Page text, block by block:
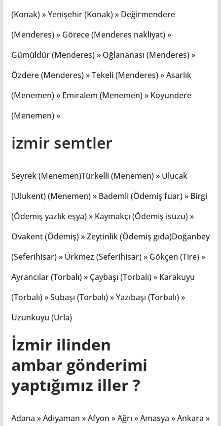
(Konak) » Yenişehir (Konak) » Değirmendere
(Menderes) » Görece (Menderes nakliyat) »
Gümüldür (Menderes) » Oğlananası (Menderes) »
Özdere (Menderes) » Tekeli (Menderes) » Asarlık
(Menemen) » Emiralem (Menemen) » Koyundere
(Menemen) »
izmir semtler
Seyrek (Menemen)Türkelli (Menemen) » Ulucak
(Ulukent) (Menemen) » Bademli (Ödemiş fuar) » Birgi
(Ödemiş yazlık eşya) » Kaymakçı (Ödemiş isuzu) »
Ovakent (Ödemiş) » Zeytinlik (Ödemiş gıda)Doğanbey
(Seferihisar) » Ürkmez (Seferihisar) » Gökçen (Tire) »
Ayrancılar (Torbalı) » Çaybaşı (Torbalı) » Karakuyu
(Torbalı) » Subaşı (Torbalı) » Yazıbaşı (Torbalı) »
Uzunkuyu (Urla)
İzmir ilinden
ambar gönderimi
yaptığımız iller ?
Adana » Adıyaman » Afyon » Ağrı » Amasya » Ankara »